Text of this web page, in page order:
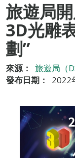
旅遊局
3D光雕
劃”
來源：
旅遊局（
發布日期：
2022